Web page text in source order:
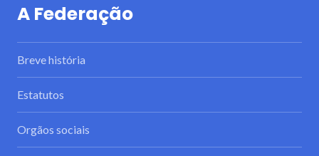
A Federação
Breve história
Estatutos
Orgãos sociais